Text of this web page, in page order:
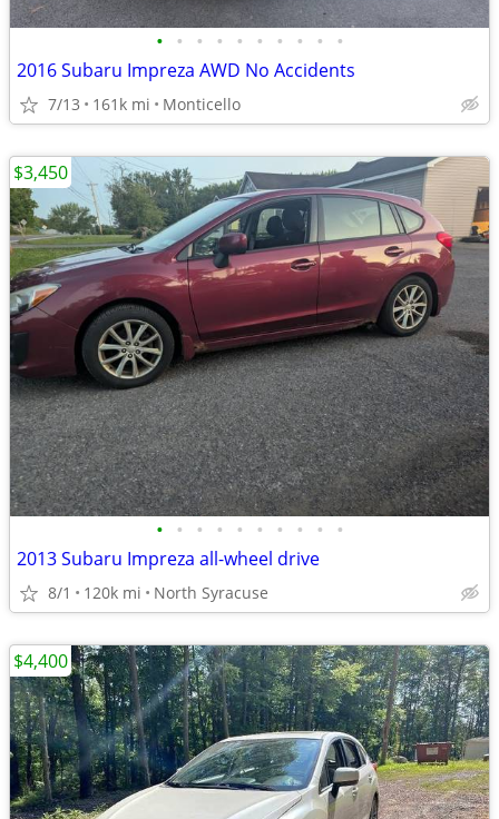
• • • • • • • • • •
2016 Subaru Impreza AWD No Accidents
7/13 161k mi Monticello
• • • • • • • • • •
2013 Subaru Impreza all-wheel drive
8/1 120k mi North Syracuse
$3,450
$4,400